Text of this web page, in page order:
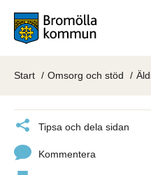
Start Omsorg och stöd
Tipsa och dela sidan
Kommentera